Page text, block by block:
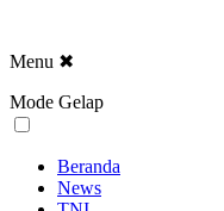
Menu ✖
Mode Gelap
Beranda
News